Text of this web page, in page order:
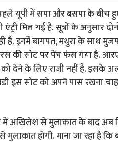
यूपी मेंसपा और बसपा के बीच
एंट्री मिल गई है. सूत्रों के अनुसार
है. इनमें बागपत, मथुरा के साथ
की सीट पर पेंच फंस गया है.
देने के लिए राजी नहीं है. इसके
इस सीट को अपने पास रखना
अखि‍लेश से मुलाकात के बाद अब
मुलाकात होगी. माना जा रहा है